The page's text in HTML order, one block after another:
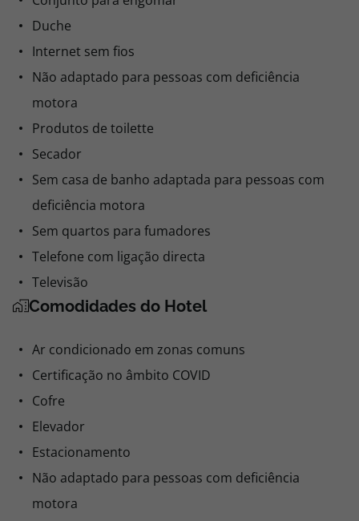
Duche
Internet sem fios
Não adaptado para pessoas com deficiência
motora
Produtos de toilette
Secador
Sem casa de banho adaptada para pessoas com
deficiência motora
Sem quartos para fumadores
Telefone com ligação directa
Televisão
Comodidades do Hotel
Ar condicionado em zonas comuns
Certificação no âmbito COVID
Cofre
Elevador
Estacionamento
Não adaptado para pessoas com deficiência
motora